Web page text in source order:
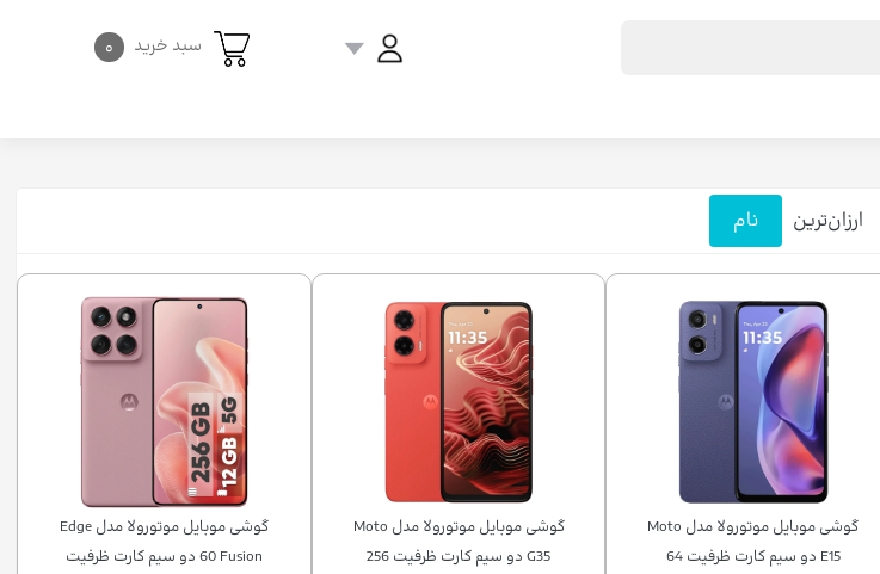
سبد خرید ۰
ارزان‌ترین نام
گوشی موبایل موتورولا مدل Moto
E15 دو سیم کارت ظرفیت 64
گوشی موبایل موتورولا مدل Moto
G35 دو سیم کارت ظرفیت 256
گوشی موبایل موتورولا مدل Edge
60 Fusion دو سیم کارت ظرفیت